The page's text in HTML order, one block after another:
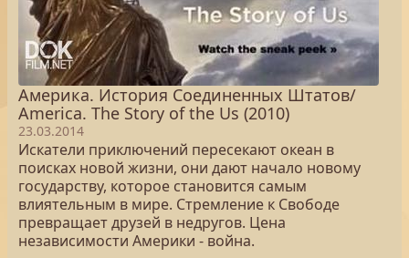
Америка. История Соединенных Штатов/
America. The Story of the Us (2010)
23.03.2014
Искатели приключений пересекают океан в
поисках новой жизни, они дают начало новому
государству, которое становится самым
влиятельным в мире. Стремление к Свободе
превращает друзей в недругов. Цена
независимости Америки - война.